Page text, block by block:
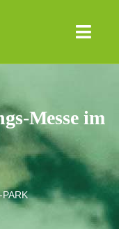
Messe im